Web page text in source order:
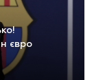
євро